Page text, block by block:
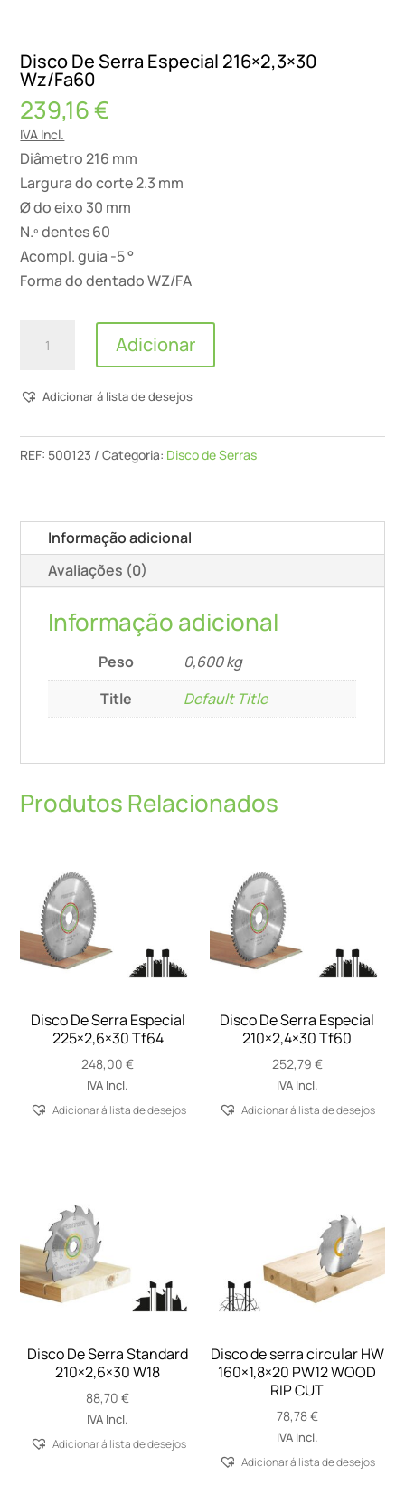
Disco De Serra Especial 216×2,3×30
Wz/Fa60
239,16€
IVA Incl.
Diâmetro 216 mm
Largura do corte 2.3 mm
Ø do eixo 30 mm
N.º dentes 60
Acompl. guia -5 °
Forma do dentado WZ/FA
Quantidade
De
Especial
Adicionar
Adicionar á lista de desejos
REF: 500123 Categoria: Disco de Serras
Informação adicional
Avaliações (0)
Informação adicional
Peso
0,600 kg
Title
Default Title
Produtos Relacionados
Disco De Serra Especial
225×2,6×30 Tf64
248,00€
IVA Incl.
Adicionar á lista de desejos
Disco De Serra Especial
210×2,4×30 Tf60
252,79 €
IVA Incl.
Adicionar á lista de desejos
Disco De Serra Standard
210×2,6×30 W18
88,70€
IVA Incl.
Adicionar á lista de desejos
Disco de serra circular HW
160×1,8×20 PW12 WOOD
RIP CUT
78,78€
IVA Incl.
Adicionar á lista de desejos